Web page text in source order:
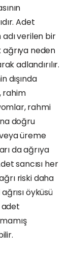
Adet
verilen bir
neden
adlandırılır.
dışında
rahim
rahmi
doğru
üreme
da ağrıya
sancısı her
riski daha
öyküsü
adet